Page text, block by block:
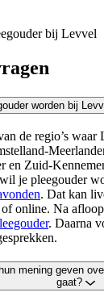
bij Levvel
worden bij
de regio’s waar
en Zuid-
je pleegouder
. Dat kan
of online. Na
. Daarna
mening geven
gaat?